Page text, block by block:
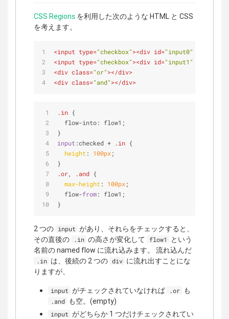
CSS Regions を利用した次のような HTML と CSS
を考えます。
<input type="checkbox"><div id="input0"
<input type="checkbox"><div id="input1"
<div class="or"></div>
<div class="and"></div>
.in {
  flow-into: flow1;
}
input :checked + .in {
height: 100px;
}
.or, .and {
max-height: 100px;
  flow-
from: flow1;
}
2 つの input があり、それらをチェックすると、
その直後の
.in の高さが変化して flow1
という
名前の named flow に流れ込みます。 流れ込んだ
.in は、後続の 2 つの div に流れ出すことにな
りますが、
input がチェックされていなければ .or も
.and も空。(empty)
input がどちらか 1 つだけチェックされてい